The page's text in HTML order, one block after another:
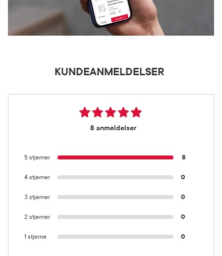
KUNDEANMELDELSER
8 anmeldelser
5 stjerner 8
4 stjerner 0
3 stjerner 0
2 stjerner 0
1 stjerne 0